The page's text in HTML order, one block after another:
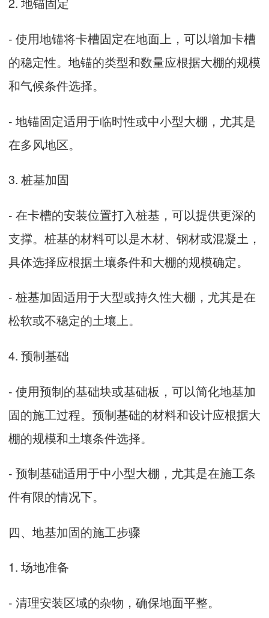
- 使用地锚将卡槽固定在地面上，可以增加卡槽
的稳定性。地锚的类型和数量应根据大棚的规模
和气候条件选择。
- 地锚固定适用于临时性或中小型大棚，尤其是
在多风地区。
3. 桩基加固
- 在卡槽的安装位置打入桩基，可以提供更深的
支撑。桩基的材料可以是木材、钢材或混凝土，
具体选择应根据土壤条件和大棚的规模确定。
- 桩基加固适用于大型或持久性大棚，尤其是在
松软或不稳定的土壤上。
4. 预制基础
- 使用预制的基础块或基础板，可以简化地基加
固的施工过程。预制基础的材料和设计应根据大
棚的规模和土壤条件选择。
- 预制基础适用于中小型大棚，尤其是在施工条
件有限的情况下。
四、地基加固的施工步骤
1. 场地准备
- 清理安装区域的杂物，确保地面平整。